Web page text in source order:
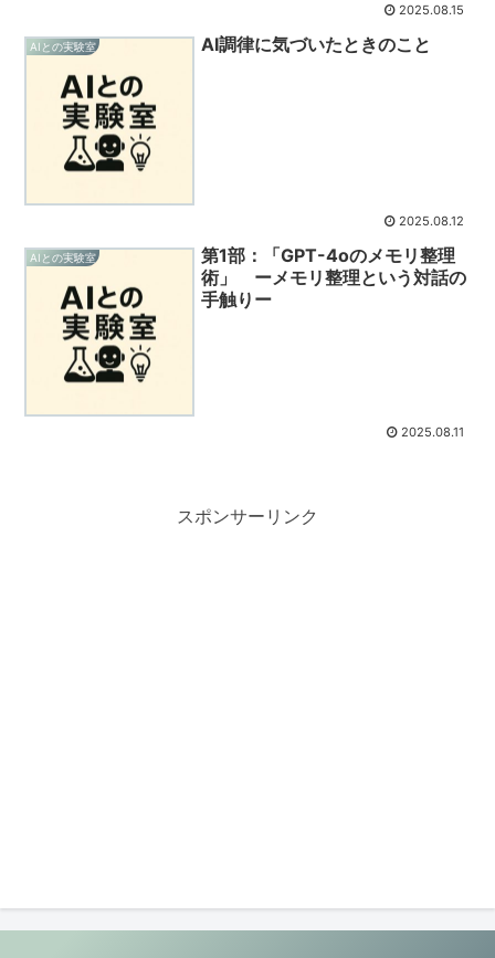
2025.08.15
AIとの実験室 AI調律に気づいたときのこと
2025.08.12
AIとの実験室
第1部：「GPT-4oのメモリ整理
術」 ーメモリ整理という対話の
手触りー
2025.08.11
スポンサーリンク